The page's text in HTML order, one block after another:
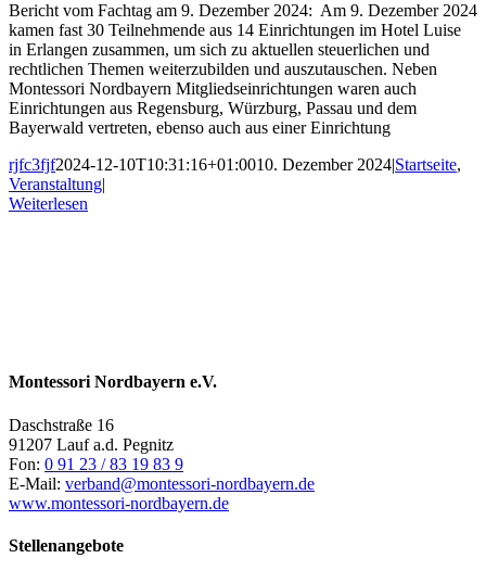
Bericht vom Fachtag am 9. Dezember 2024: Am 9. Dezember 2024
kamen fast 30 Teilnehmende aus 14 Einrichtungen im Hotel Luise
in Erlangen zusammen, um sich zu aktuellen steuerlichen und
rechtlichen Themen weiterzubilden und auszutauschen. Neben
Montessori Nordbayern Mitgliedseinrichtungen waren auch
Einrichtungen aus Regensburg, Würzburg, Passau und dem
Bayerwald vertreten, ebenso auch aus einer Einrichtung
rjfc3fjf2024-12-10T10:31:16+01:0010. Dezember 2024|Startseite,
Veranstaltung|
Weiterlesen
Montessori Nordbayern e.V.
Daschstraße 16
91207 Lauf a.d. Pegnitz
Fon: 0 91 23 / 83 19 83 9
E-Mail: verband@montessori-nordbayern.de
www.montessori-nordbayern.de
Stellenangebote